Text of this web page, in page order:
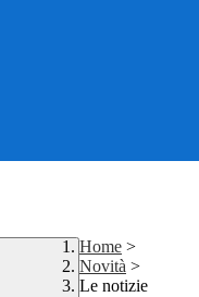
Home >
Novità >
Le notizie